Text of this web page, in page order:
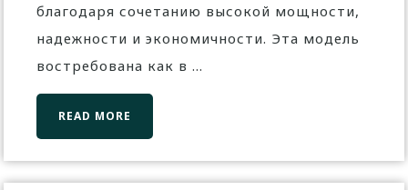
благодаря сочетанию высокой мощности,
надежности и экономичности. Эта модель
востребована как в ...
READ MORE